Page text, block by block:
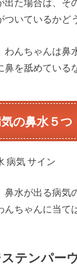
出た場合は、そ
ついているかど
わんちゃんは鼻
鼻を舐めている
の鼻水５つ
鼻水が出る病気
んちゃんに当て
テンパー